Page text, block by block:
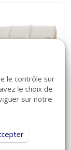
LE DÉTAIL
Lit
ALB
sur
le contrôle sur
le choix de
sur notre